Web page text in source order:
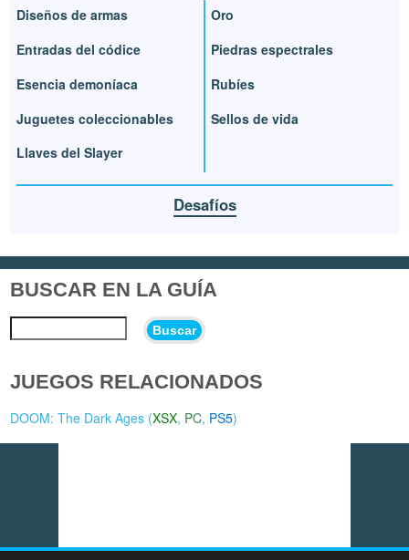
Diseños de armas
Entradas del códice
Esencia demoníaca
Juguetes coleccionables
Llaves del Slayer
Oro
Piedras espectrales
Rubíes
Sellos de vida
Desafíos
BUSCAR EN LA GUÍA
Buscar
JUEGOS RELACIONADOS
DOOM: The Dark Ages (XSX, PC, PS5)